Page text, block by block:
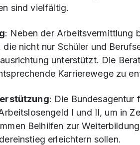
sind vielfältig.
: Neben der Arbeitsvermittlung
die nicht nur Schüler und
unterstützt. Die
Karrierewege zu
: Die Bundesagentur
I und II, um in
Beihilfen zur
erleichtern sollen.